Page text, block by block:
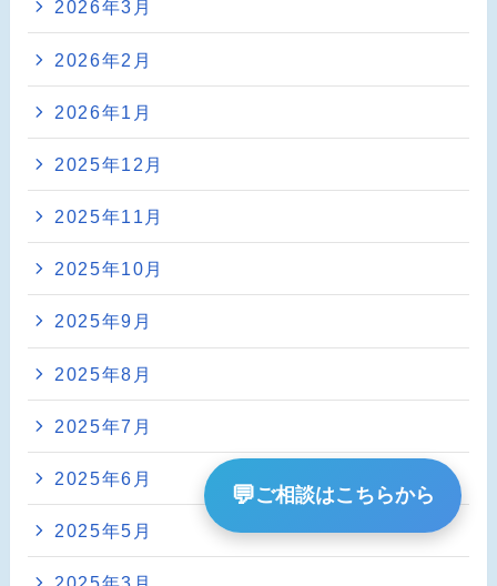
2026年3月
2026年2月
2026年1月
2025年12月
2025年11月
2025年10月
2025年9月
2025年8月
2025年7月
2025年6月
2025年5月
💬ご相談はこちらから